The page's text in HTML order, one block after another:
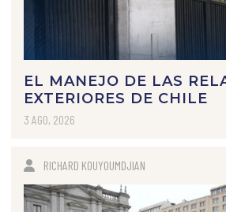
EL MANEJO DE LAS
EXTERIORES DE CHILE
3 AGO, 2026
RICHARD KOUYOUMDJIAN